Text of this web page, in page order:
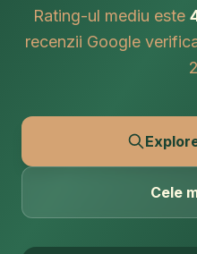
Rating-ul mediu este
recenzii Google
Cele